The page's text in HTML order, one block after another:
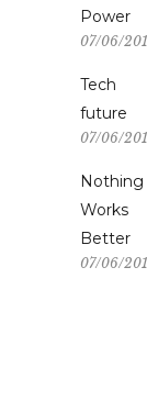
Power
07/06/
Tech
future
07/06/
Nothing
Works
Better
07/06/